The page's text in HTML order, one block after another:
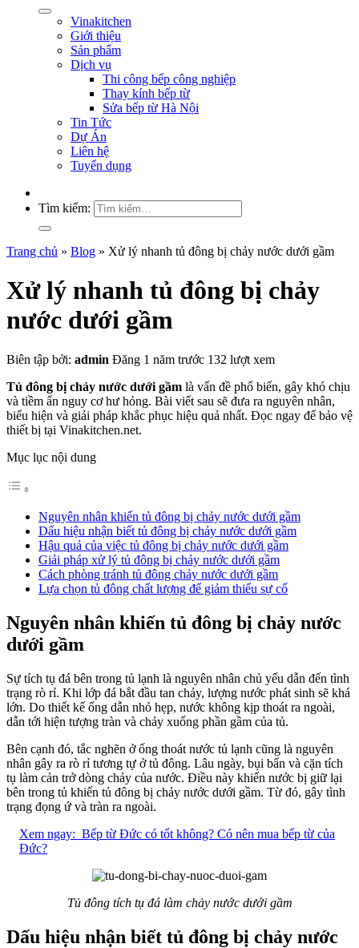
Vinakitchen
Giới thiệu
Sản phẩm
Dịch vụ
Thi công bếp công nghiệp
Thay kính bếp từ
Sửa bếp từ Hà Nội
Tin Tức
Dự Án
Liên hệ
Tuyển dụng
Tìm kiếm:
Trang chủ » Blog » Xử lý nhanh tủ đông bị chảy nước dưới gầm
Xử lý nhanh tủ đông bị chảy
nước dưới gầm
Biên tập bởi: admin Đăng 1 năm trước 132 lượt xem
Tủ đông bị chảy nước dưới gầm là vấn đề phổ biến, gây khó chịu
và tiềm ẩn nguy cơ hư hỏng. Bài viết sau sẽ đưa ra nguyên nhân,
biểu hiện và giải pháp khắc phục hiệu quả nhất. Đọc ngay để bảo vệ
thiết bị tại Vinakitchen.net.
Mục lục nội dung
Nguyên nhân khiến tủ đông bị chảy nước dưới gầm
Dấu hiệu nhận biết tủ đông bị chảy nước dưới gầm
Hậu quả của việc tủ đông bị chảy nước dưới gầm
Giải pháp xử lý tủ đông bị chảy nước dưới gầm
Cách phòng tránh tủ đông chảy nước dưới gầm
Lựa chọn tủ đông chất lượng để giảm thiểu sự cố
Nguyên nhân khiến tủ đông bị chảy nước
dưới gầm
Sự tích tụ đá bên trong tủ lạnh là nguyên nhân chủ yếu dẫn đến tình
trạng rò rỉ. Khi lớp đá bắt đầu tan chảy, lượng nước phát sinh sẽ khá
lớn. Do thiết kế ống dẫn nhỏ hẹp, nước không kịp thoát ra ngoài,
dẫn tới hiện tượng tràn và chảy xuống phần gầm của tủ.
Bên cạnh đó, tắc nghẽn ở ống thoát nước tủ lạnh cũng là nguyên
nhân gây ra rò rỉ tương tự ở tủ đông. Lâu ngày, bụi bẩn và cặn tích
tụ làm cản trở dòng chảy của nước. Điều này khiến nước bị giữ lại
bên trong tủ khiến tủ đông bị chảy nước dưới gầm. Từ đó, gây tình
trạng đọng ứ và tràn ra ngoài.
Xem ngay: Bếp từ Đức có tốt không? Có nên mua bếp từ của
Đức?
Tủ đông tích tụ đá làm chảy nước dưới gầm
Dấu hiệu nhận biết tủ đông bị chảy nước